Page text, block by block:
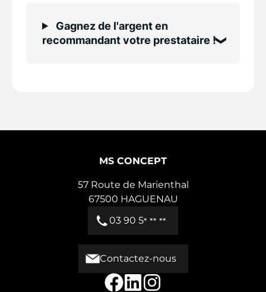
Gagnez de l'argent en
recommandant votre prestataire !
MS CONCEPT
57 Route de Marienthal
67500 HAGUENAU
03 90 5* ** **
Contactez-nous